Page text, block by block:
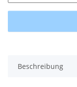
Beschreibung